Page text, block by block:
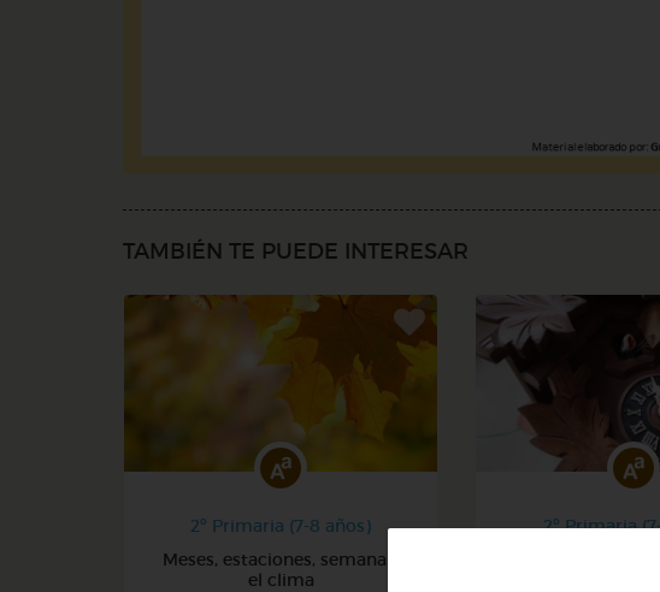
TAMBIÉN TE PUEDE INTERESAR
2º Primaria (7-8 años)
Meses, estaciones, semana y
el clima
2º Primaria